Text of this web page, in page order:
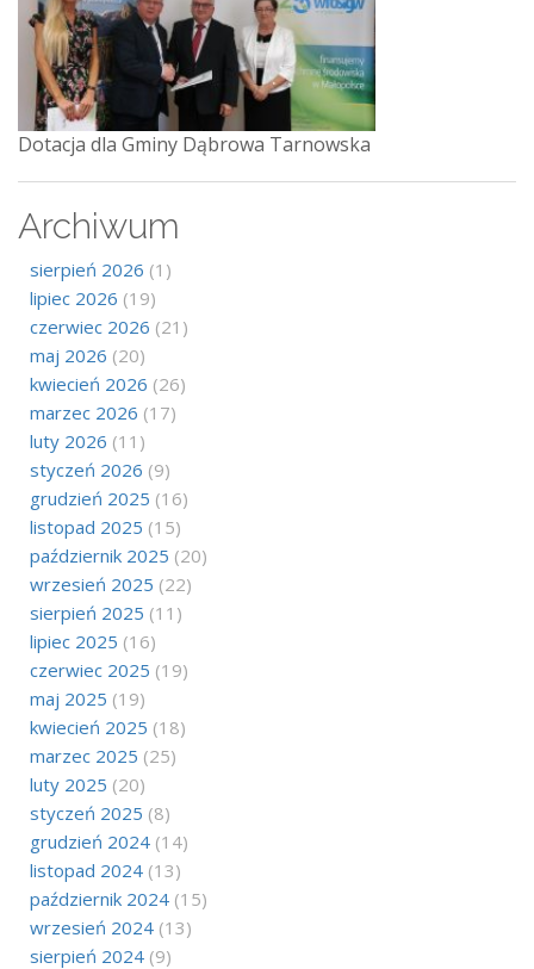
Dotacja dla Gminy Dąbrowa Tarnowska
Archiwum
sierpień 2026 (1)
lipiec 2026 (19)
czerwiec 2026 (21)
maj 2026 (20)
kwiecień 2026 (26)
marzec 2026 (17)
luty 2026 (11)
styczeń 2026 (9)
grudzień 2025 (16)
listopad 2025 (15)
październik 2025 (20)
wrzesień 2025 (22)
sierpień 2025 (11)
lipiec 2025 (16)
czerwiec 2025 (19)
maj 2025 (19)
kwiecień 2025 (18)
marzec 2025 (25)
luty 2025 (20)
styczeń 2025 (8)
grudzień 2024 (14)
listopad 2024 (13)
październik 2024 (15)
wrzesień 2024 (13)
sierpień 2024 (9)